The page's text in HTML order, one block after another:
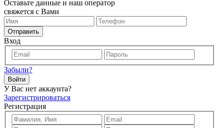
Оставьте данные и наш оператор
свяжется с Вами
Отправить
Вход
Забыли?
Войти
У Вас нет аккаунта?
Зарегистрироваться
Регистрация